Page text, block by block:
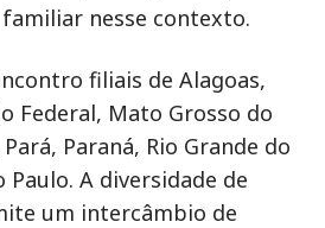
nesse contexto.
filiais de Alagoas,
Federal, Mato Grosso do
Paraná, Rio Grande do
Paulo. A diversidade de
um intercâmbio de